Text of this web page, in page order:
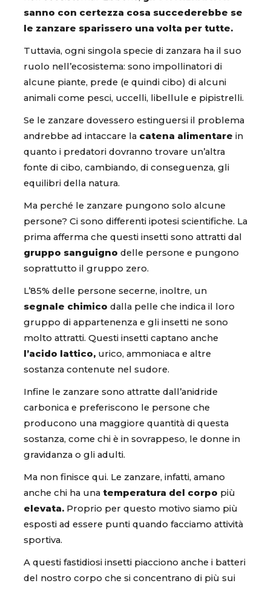
sanno con certezza cosa succederebbe se
le zanzare sparissero una volta per tutte.
Tuttavia, ogni singola specie di zanzara ha il suo
ruolo nell’ecosistema: sono impollinatori di
alcune piante, prede (e quindi cibo) di alcuni
animali come pesci, uccelli, libellule e pipistrelli.
Se le zanzare dovessero estinguersi il problema
andrebbe ad intaccare la catena alimentare in
quanto i predatori dovranno trovare un’altra
fonte di cibo, cambiando, di conseguenza, gli
equilibri della natura.
Ma perché le zanzare pungono solo alcune
persone? Ci sono differenti ipotesi scientifiche. La
prima afferma che questi insetti sono attratti dal
gruppo sanguigno delle persone e pungono
soprattutto il gruppo zero.
L’85% delle persone secerne, inoltre, un
segnale chimico dalla pelle che indica il loro
gruppo di appartenenza e gli insetti ne sono
molto attratti. Questi insetti captano anche
l’acido lattico, urico, ammoniaca e altre
sostanza contenute nel sudore.
Infine le zanzare sono attratte dall’anidride
carbonica e preferiscono le persone che
producono una maggiore quantità di questa
sostanza, come chi è in sovrappeso, le donne in
gravidanza o gli adulti.
Ma non finisce qui. Le zanzare, infatti, amano
anche chi ha una temperatura del corpo più
elevata. Proprio per questo motivo siamo più
esposti ad essere punti quando facciamo attività
sportiva.
A questi fastidiosi insetti piacciono anche i batteri
del nostro corpo che si concentrano di più sui